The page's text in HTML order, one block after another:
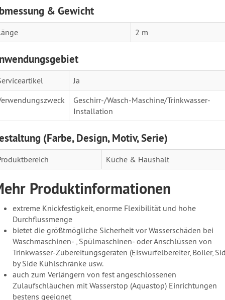
& Gewicht
2 m
Ja
Geschirr-/Wasch-Maschine/Trinkwasser-
Installation
(Farbe, Design, Motiv, Serie)
Küche & Haushalt
Produktinformationen
extreme Knickfestigkeit, enorme Flexibilität und hohe
Durchflussmenge
bietet die größtmögliche Sicherheit vor Wasserschäden bei
Waschmaschinen- , Spülmaschinen- oder Anschlüssen von
Trinkwasser-Zubereitungsgeräten (Eiswürfelbereiter, Boiler,
by Side Kühlschränke usw.
auch zum Verlängern von fest angeschlossenen
Zulaufschläuchen mit Wasserstop (Aquastop) Einrichtungen
bestens geeignet